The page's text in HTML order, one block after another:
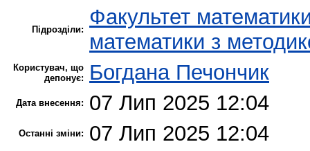
Підрозділи:
Факультет
математики з
Користувач, що
депонує:
Богдана Печончик
Дата внесення: 07 Лип 2025 12:04
Останні зміни: 07 Лип 2025 12:04